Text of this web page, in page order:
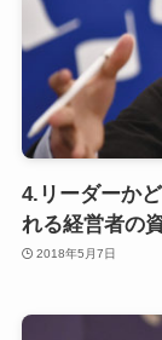
4.リーダーか
れる経営者の
2018年5月7日